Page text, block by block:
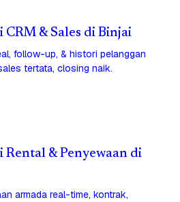
CRM & Sales di Binjai
follow-up, & histori pelanggan
tertata, closing naik.
Rental & Penyewaan di
armada real-time, kontrak,